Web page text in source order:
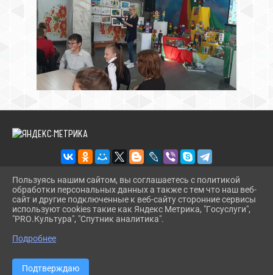
2026 Г. RDKDRUJBA.RU
ВХОД
КАРТА САЙТА
СДЕЛАНО НА KUBCMS
РАЗРАБОТКА И ПОДДЕРЖКА
Пользуясь нашим сайтом, вы соглашаетесь с политикой
обработки персональных данных а также с тем что наш веб-
сайт и другие подключенные к веб-сайту сторонние сервисы
используют cookies такие как Яндекс Метрика, "Госуслуги",
"PRO.Культура", "Спутник аналитика".
Подробнее
Подтверждаю